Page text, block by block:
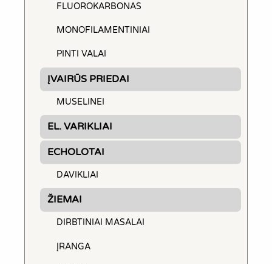
FLUOROKARBONAS
MONOFILAMENTINIAI
PINTI VALAI
ĮVAIRŪS PRIEDAI
MUSELINEI
EL. VARIKLIAI
ECHOLOTAI
DAVIKLIAI
ŽIEMAI
DIRBTINIAI MASALAI
ĮRANGA